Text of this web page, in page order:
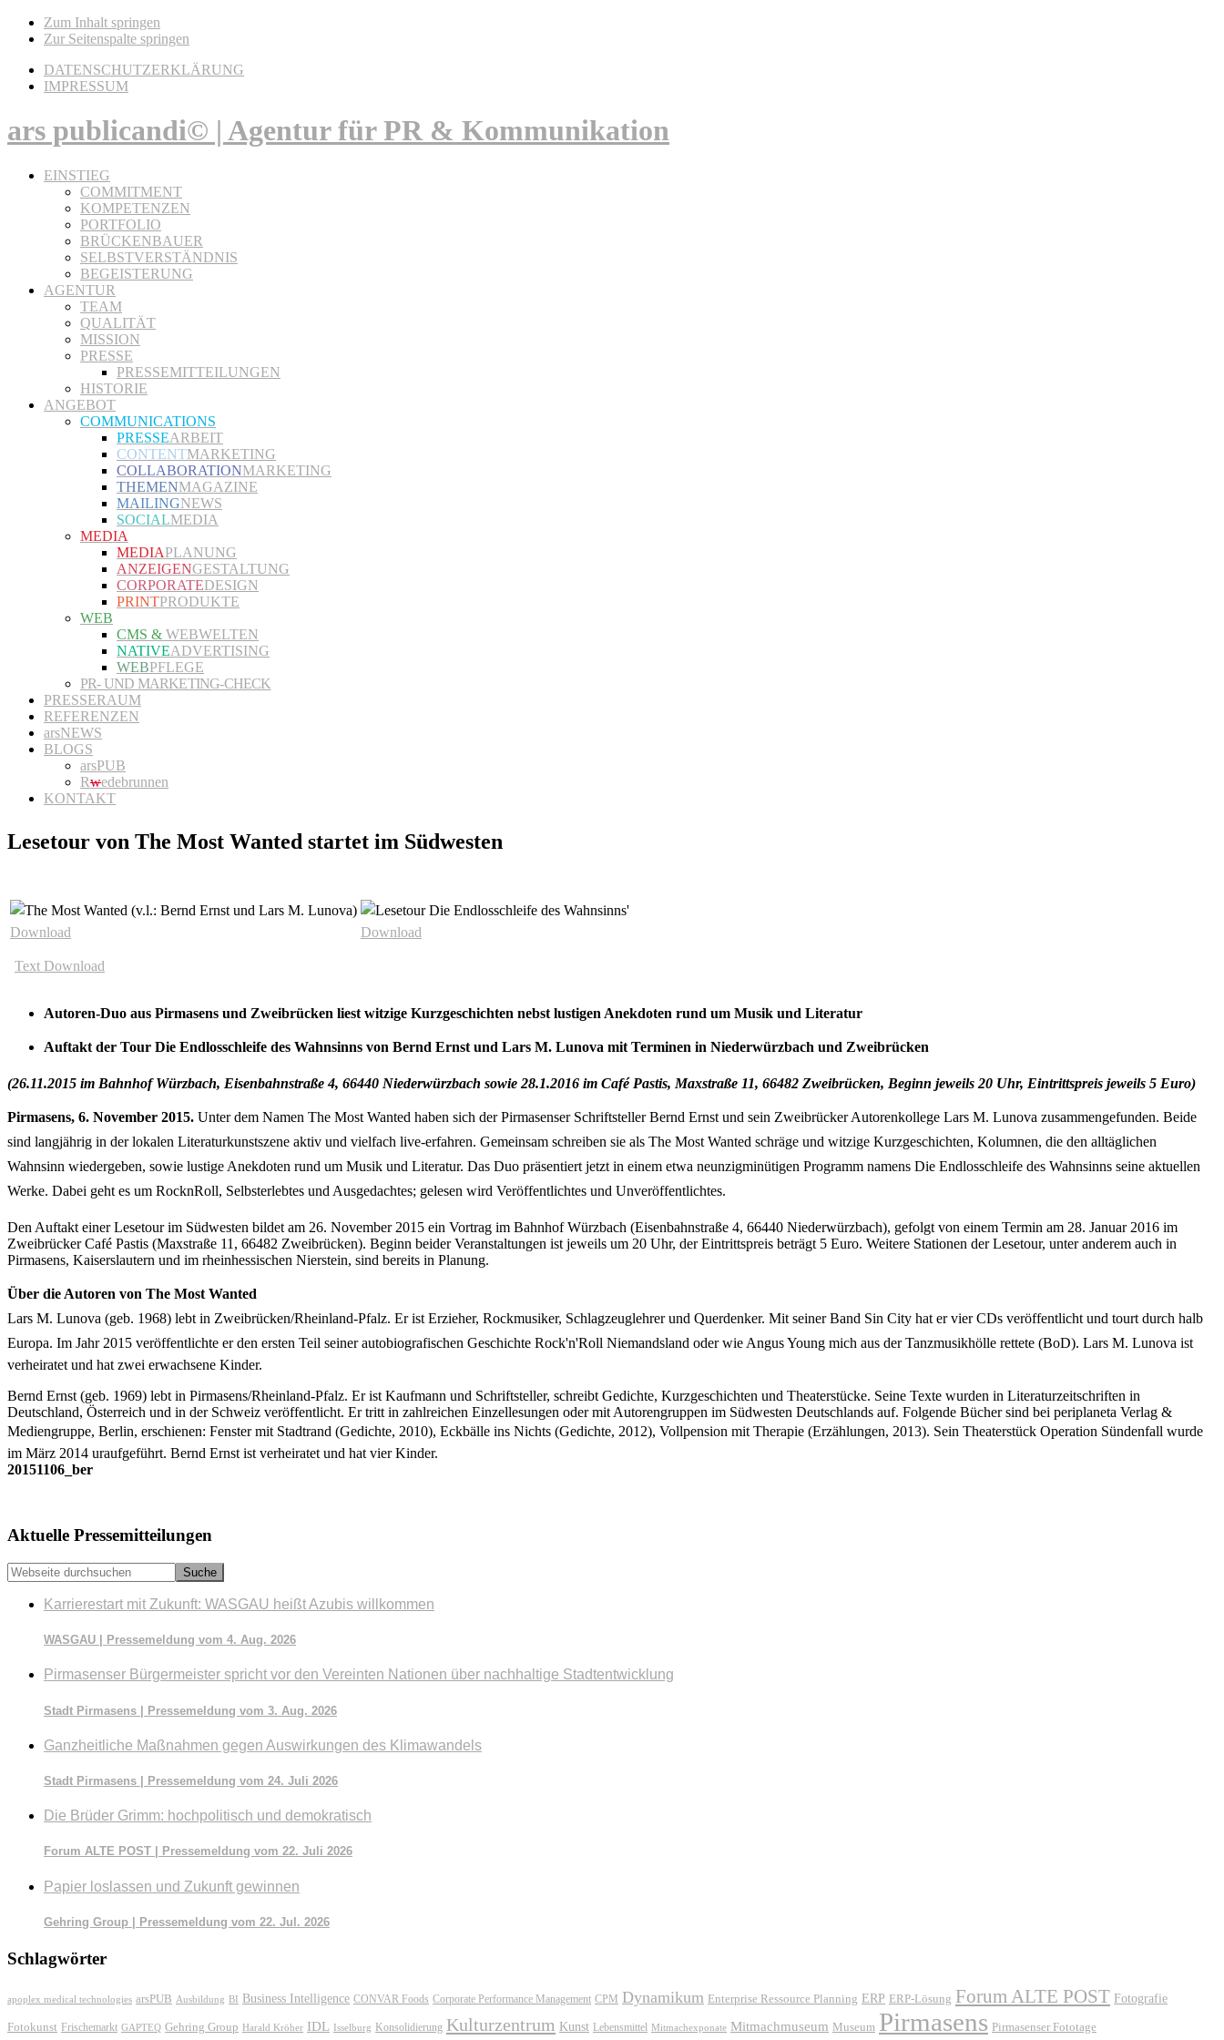
Zum Inhalt springen
Zur Seitenspalte springen
DATENSCHUTZERKLÄRUNG
IMPRESSUM
ars publicandi© | Agentur für PR & Kommunikation
EINSTIEG
COMMITMENT
KOMPETENZEN
PORTFOLIO
BRÜCKENBAUER
SELBSTVERSTÄNDNIS
BEGEISTERUNG
AGENTUR
TEAM
QUALITÄT
MISSION
PRESSE
PRESSEMITTEILUNGEN
HISTORIE
ANGEBOT
COMMUNICATIONS
PRESSEARBEIT
CONTENTMARKETING
COLLABORATIONMARKETING
THEMENMAGAZINE
MAILINGNEWS
SOCIALMEDIA
MEDIA
MEDIAPLANUNG
ANZEIGENGESTALTUNG
CORPORATEDESIGN
PRINTPRODUKTE
WEB
CMS & WEBWELTEN
NATIVEADVERTISING
WEBPFLEGE
PR- UND MARKETING-CHECK
PRESSERAUM
REFERENZEN
arsNEWS
BLOGS
arsPUB
Rwedebrunnen
KONTAKT
Lesetour von The Most Wanted startet im Südwesten
Download Download
Text Download
Autoren-Duo aus Pirmasens und Zweibrücken liest witzige Kurzgeschichten nebst lustigen Anekdoten rund um Musik und Literatur
Auftakt der Tour Die Endlosschleife des Wahnsinns von Bernd Ernst und Lars M. Lunova mit Terminen in Niederwürzbach und Zweibrücken
(26.11.2015 im Bahnhof Würzbach, Eisenbahnstraße 4, 66440 Niederwürzbach sowie 28.1.2016 im Café Pastis, Maxstraße 11, 66482 Zweibrücken, Beginn jeweils 20 Uhr, Eintrittspreis jeweils 5 Euro)
Pirmasens, 6. November 2015. Unter dem Namen The Most Wanted haben sich der Pirmasenser Schriftsteller Bernd Ernst und sein Zweibrücker Autorenkollege Lars M. Lunova zusammengefunden. Beide
sind langjährig in der lokalen Literaturkunstszene aktiv und vielfach live-erfahren. Gemeinsam schreiben sie als The Most Wanted schräge und witzige Kurzgeschichten, Kolumnen, die den alltäglichen
Wahnsinn wiedergeben, sowie lustige Anekdoten rund um Musik und Literatur. Das Duo präsentiert jetzt in einem etwa neunzigminütigen Programm namens Die Endlosschleife des Wahnsinns seine aktuellen
Werke. Dabei geht es um RocknRoll, Selbsterlebtes und Ausgedachtes; gelesen wird Veröffentlichtes und Unveröffentlichtes.
Den Auftakt einer Lesetour im Südwesten bildet am 26. November 2015 ein Vortrag im Bahnhof Würzbach (Eisenbahnstraße 4, 66440 Niederwürzbach), gefolgt von einem Termin am 28. Januar 2016 im
Zweibrücker Café Pastis (Maxstraße 11, 66482 Zweibrücken). Beginn beider Veranstaltungen ist jeweils um 20 Uhr, der Eintrittspreis beträgt 5 Euro. Weitere Stationen der Lesetour, unter anderem auch in
Pirmasens, Kaiserslautern und im rheinhessischen Nierstein, sind bereits in Planung.
Über die Autoren von The Most Wanted
Lars M. Lunova (geb. 1968) lebt in Zweibrücken/Rheinland-Pfalz. Er ist Erzieher, Rockmusiker, Schlagzeuglehrer und Querdenker. Mit seiner Band Sin City hat er vier CDs veröffentlicht und tourt durch halb
Europa. Im Jahr 2015 veröffentlichte er den ersten Teil seiner autobiografischen Geschichte Rock'n'Roll Niemandsland oder wie Angus Young mich aus der Tanzmusikhölle rettete (BoD). Lars M. Lunova ist
verheiratet und hat zwei erwachsene Kinder.
Bernd Ernst (geb. 1969) lebt in Pirmasens/Rheinland-Pfalz. Er ist Kaufmann und Schriftsteller, schreibt Gedichte, Kurzgeschichten und Theaterstücke. Seine Texte wurden in Literaturzeitschriften in
Deutschland, Österreich und in der Schweiz veröffentlicht. Er tritt in zahlreichen Einzellesungen oder mit Autorengruppen im Südwesten Deutschlands auf. Folgende Bücher sind bei periplaneta Verlag &
Mediengruppe, Berlin, erschienen: Fenster mit Stadtrand (Gedichte, 2010), Eckbälle ins Nichts (Gedichte, 2012), Vollpension mit Therapie (Erzählungen, 2013). Sein Theaterstück Operation Sündenfall wurde
im März 2014 uraufgeführt. Bernd Ernst ist verheiratet und hat vier Kinder.
20151106_ber
Seitenspalte
Aktuelle Pressemitteilungen
Webseite
durchsuchen
Karrierestart mit Zukunft: WASGAU heißt Azubis willkommen
WASGAU | Pressemeldung vom 4. Aug. 2026
Pirmasenser Bürgermeister spricht vor den Vereinten Nationen über nachhaltige Stadtentwicklung
Stadt Pirmasens | Pressemeldung vom 3. Aug. 2026
Ganzheitliche Maßnahmen gegen Auswirkungen des Klimawandels
Stadt Pirmasens | Pressemeldung vom 24. Juli 2026
Die Brüder Grimm: hochpolitisch und demokratisch
Forum ALTE POST | Pressemeldung vom 22. Juli 2026
Papier loslassen und Zukunft gewinnen
Gehring Group | Pressemeldung vom 22. Jul. 2026
Schlagwörter
apoplex medical technologies arsPUB Ausbildung BI Business Intelligence CONVAR Foods Corporate Performance Management CPM Dynamikum Enterprise Ressource Planning ERP ERP-Lösung Forum ALTE POST Fotografie
Fotokunst Frischemarkt GAPTEQ Gehring Group Harald Kröher IDL Isselburg Konsolidierung Kulturzentrum Kunst Lebensmittel Mitmachexponate Mitmachmuseum Museum Pirmasens Pirmasenser Fototage